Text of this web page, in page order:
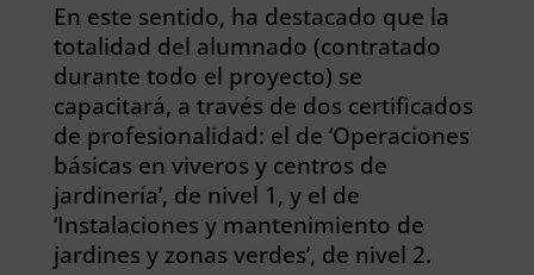
En este sentido, ha destacado que la
totalidad del alumnado (contratado
durante todo el proyecto) se
capacitará, a través de dos certificados
de profesionalidad: el de ‘Operaciones
básicas en viveros y centros de
jardinería’, de nivel 1, y el de
‘Instalaciones y mantenimiento de
jardines y zonas verdes’, de nivel 2.